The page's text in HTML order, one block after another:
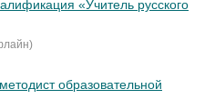
«Учитель русского
образовательной